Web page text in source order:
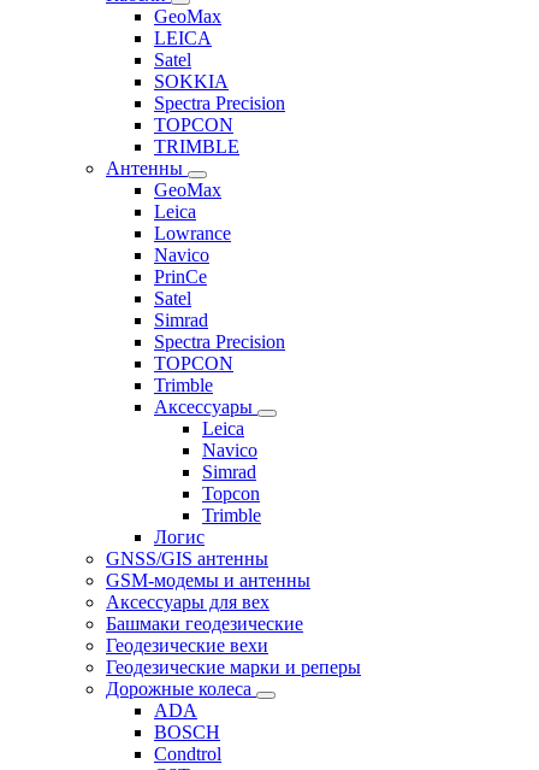
GeoMax
LEICA
Satel
SOKKIA
Spectra Precision
TOPCON
TRIMBLE
Антенны
GeoMax
Leica
Lowrance
Navico
PrinCe
Satel
Simrad
Spectra Precision
TOPCON
Trimble
Аксессуары
Leica
Navico
Simrad
Topcon
Trimble
Логис
GNSS/GIS антенны
GSM-модемы и антенны
Аксессуары для вех
Башмаки геодезические
Геодезические вехи
Геодезические марки и реперы
Дорожные колеса
ADA
BOSCH
Condtrol